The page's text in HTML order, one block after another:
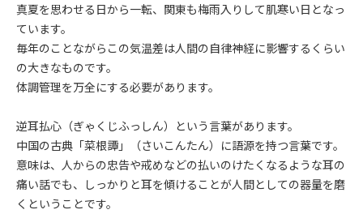
真夏を思わせる日から一転、関東も梅雨入りして肌寒い日となっ
ています。
毎年のことながらこの気温差は人間の自律神経に影響するくらい
の大きなものです。
体調管理を万全にする必要があります。
逆耳払心（ぎゃくじふっしん）という言葉があります。
中国の古典「菜根譚」（さいこんたん）に語源を持つ言葉です。
意味は、人からの忠告や戒めなどの払いのけたくなるような耳の
痛い話でも、しっかりと耳を傾けることが人間としての器量を磨
くということです。